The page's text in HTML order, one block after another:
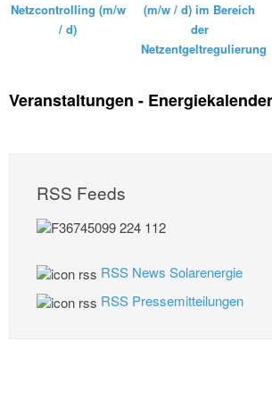
Netzcontrolling (m/w
/ d)
(m/w / d) im Bereich
der
Netzentgeltregulierung
Veranstaltungen -
RSS Feeds
RSS News Solarenergie
RSS Pressemitteilungen